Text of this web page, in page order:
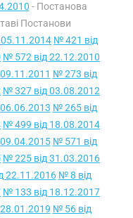
- Постанова
Постанови
№ 421 від
№ 572 від 22.12.2010
№ 273 від
№ 327 від 03.08.2012
№ 265 від
№ 499 від 18.08.2014
№ 571 від
№ 225 від 31.03.2016
22.11.2016 № 8 від
№ 133 від 18.12.2017
№ 56 від